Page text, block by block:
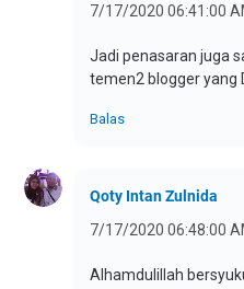
7/17/2020 06:41:00
Jadi penasaran juga
temen2 blogger yang
Balas
Qoty Intan Zulnida
7/17/2020 06:48:00
Alhamdulillah